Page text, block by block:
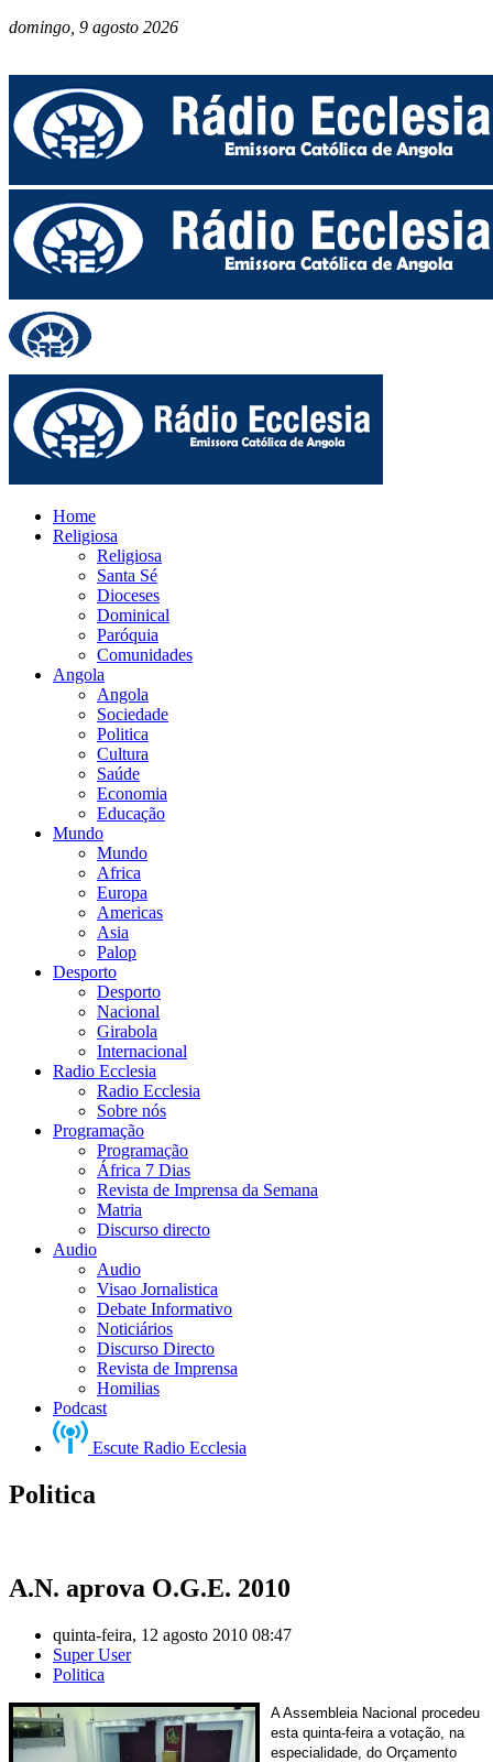
domingo, 9 agosto 2026
Home
Religiosa
Religiosa
Santa Sé
Dioceses
Dominical
Paróquia
Comunidades
Angola
Angola
Sociedade
Politica
Cultura
Saúde
Economia
Educação
Mundo
Mundo
Africa
Europa
Americas
Asia
Palop
Desporto
Desporto
Nacional
Girabola
Internacional
Radio Ecclesia
Radio Ecclesia
Sobre nós
Programação
Programação
África 7 Dias
Revista de Imprensa da Semana
Matria
Discurso directo
Audio
Audio
Visao Jornalistica
Debate Informativo
Noticiários
Discurso Directo
Revista de Imprensa
Homilias
Podcast
Escute Radio Ecclesia
Politica
A.N. aprova O.G.E. 2010
quinta-feira, 12 agosto 2010 08:47
Super User
Politica
A Assembleia Nacional procedeu
esta quinta-feira a votação, na
especialidade, do Orçamento